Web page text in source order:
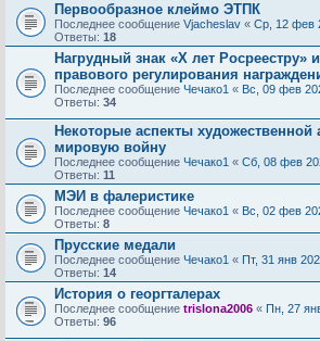
Первообразное клеймо ЭТПК
Последнее сообщение Vjacheslav « Ср, 12 фев
Ответы: 18
Нагрудный знак «Х лет Росреестру»
правового регулирования
Последнее сообщение Чечако1 « Вс, 09 фев
Ответы: 34
Некоторые аспекты художественной
мировую войну
Последнее сообщение Чечако1 « Сб, 08 фев
Ответы: 11
МЭИ в фалеристике
Последнее сообщение Чечако1 « Вс, 02 фев
Ответы: 8
Прусские медали
Последнее сообщение Чечако1 « Пт, 31 янв
Ответы: 14
История о георгталерах
Последнее сообщение trislona2006 « Пн, 27
Ответы: 96